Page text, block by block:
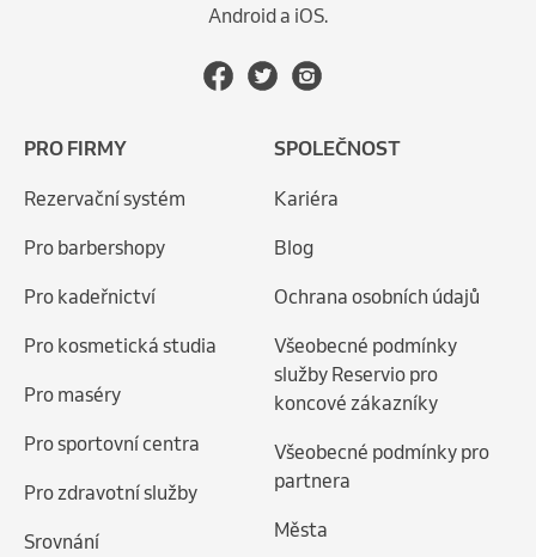
Android a iOS.
PRO FIRMY
Rezervační systém
Pro barbershopy
Pro kadeřnictví
Pro kosmetická studia
Pro maséry
Pro sportovní centra
Pro zdravotní služby
Srovnání
SPOLEČNOST
Kariéra
Blog
Ochrana osobních údajů
Všeobecné podmínky
služby Reservio pro
koncové zákazníky
Všeobecné podmínky pro
partnera
Města